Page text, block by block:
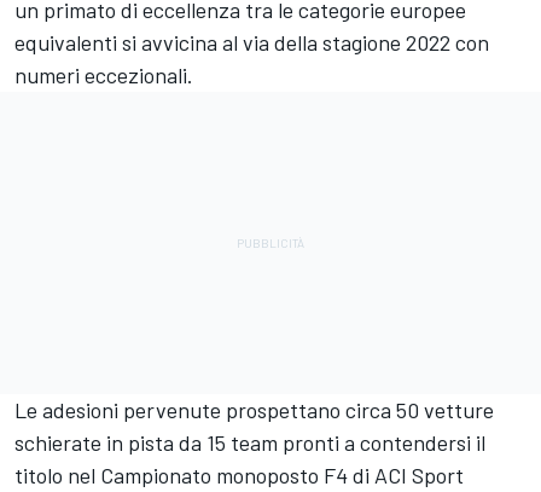
un primato di eccellenza tra le categorie europee
equivalenti si avvicina al via della stagione 2022 con
numeri eccezionali.
Le adesioni pervenute prospettano circa 50 vetture
schierate in pista da 15 team pronti a contendersi il
titolo nel Campionato monoposto F4 di ACI Sport